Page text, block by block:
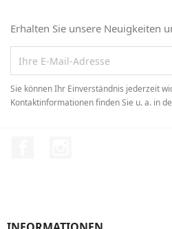
Erhalten Sie unsere Neuigkeiten
Sie können Ihr Einverständnis jederzeit
Kontaktinformationen finden Sie u. a. in